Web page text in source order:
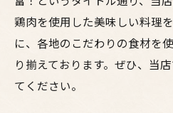
鶏肉を使用した美味しい料理
に、各地のこだわりの食材を
り揃えております。ぜひ、当
てください。